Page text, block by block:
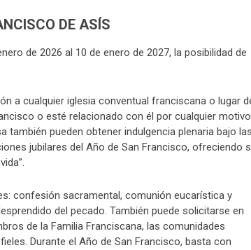
DE ASÍS
de 2026 al 10 de enero de 2027, la posibilidad de
a cualquier iglesia conventual franciscana o lugar
o esté relacionado con él por cualquier
pueden obtener indulgencia plenaria bajo las
jubilares del Año de San Francisco, ofreciendo
confesión sacramental, comunión eucarística y
del pecado. También puede solicitarse en
de la Familia Franciscana, las comunidades
Durante el Año de San Francisco, basta con